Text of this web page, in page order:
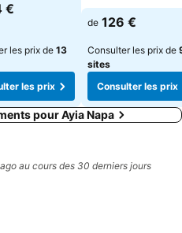
€
les prix de 13
les prix
de 126 €
Consulter les prix de
sites
Consulter les prix
pour Ayia Napa
au cours des 30 derniers jours